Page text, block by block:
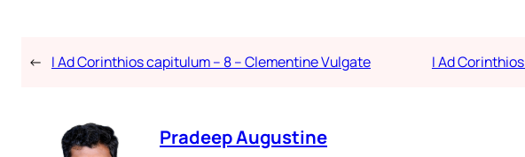
← I Ad Corinthios capitulum – 8 – Clementine Vulgate I Ad
Pradeep Augustine